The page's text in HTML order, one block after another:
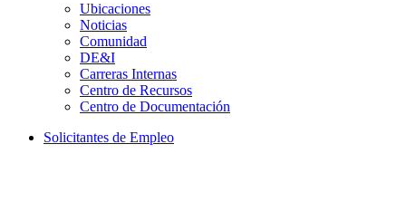
Ubicaciones
Noticias
Comunidad
DE&I
Carreras Internas
Centro de Recursos
Centro de Documentación
Solicitantes de Empleo